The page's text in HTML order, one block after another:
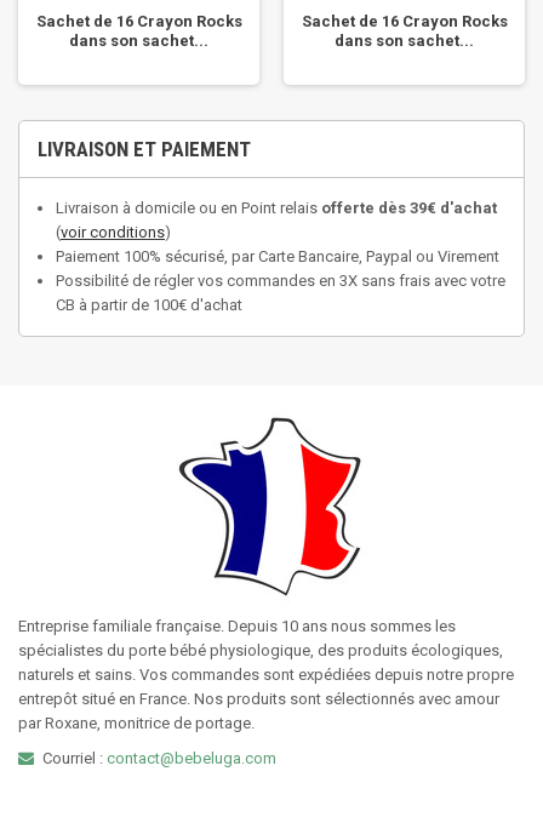
Sachet de 16 Crayon Rocks
dans son sachet...
Sachet de 16 Crayon Rocks
dans son sachet...
LIVRAISON ET PAIEMENT
Livraison à domicile ou en Point relais offerte dès 39€ d'achat
(voir conditions)
Paiement 100% sécurisé, par Carte Bancaire, Paypal ou Virement
Possibilité de régler vos commandes en 3X sans frais avec votre
CB à partir de 100€ d'achat
Entreprise familiale française. Depuis 10 ans nous sommes les
spécialistes du porte bébé physiologique, des produits écologiques,
naturels et sains. Vos commandes sont expédiées depuis notre propre
entrepôt situé en France. Nos produits sont sélectionnés avec amour
par Roxane, monitrice de portage.
Courriel : contact@bebeluga.com